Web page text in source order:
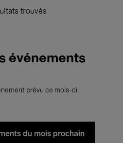
trouvés
événements
prévu ce mois-ci.
du mois prochain